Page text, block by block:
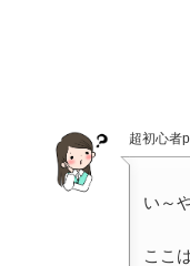
超初心者
い～
ここ